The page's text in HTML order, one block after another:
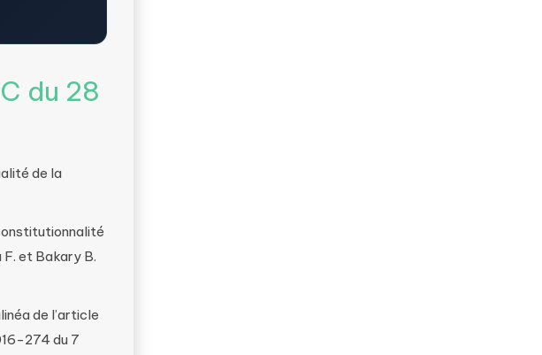
du 28
de la
et Bakary B.
de l’article
274 du 7